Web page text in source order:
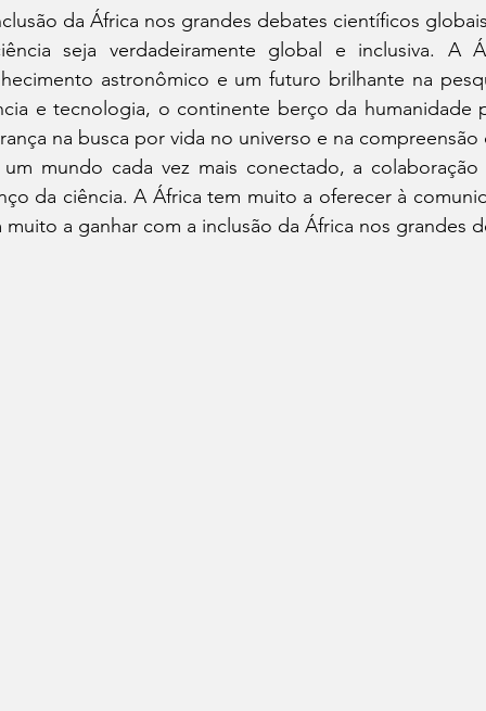
da África nos grandes debates científicos
seja verdadeiramente global e inclusiva. A
astronômico e um futuro brilhante na
e tecnologia, o continente berço da humanidade
na busca por vida no universo e na
um mundo cada vez mais conectado, a
da ciência. A África tem muito a oferecer à
muito a ganhar com a inclusão da África nos grandes